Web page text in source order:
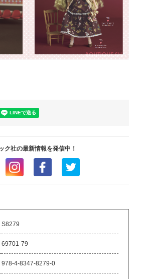
ク社の最新情報を発信中！
S8279
69701-79
978-4-8347-8279-0